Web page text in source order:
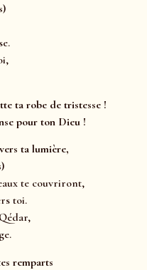
ta robe de tristesse !
pour ton Dieu !
ta lumière,
te couvriront,
toi.
remparts